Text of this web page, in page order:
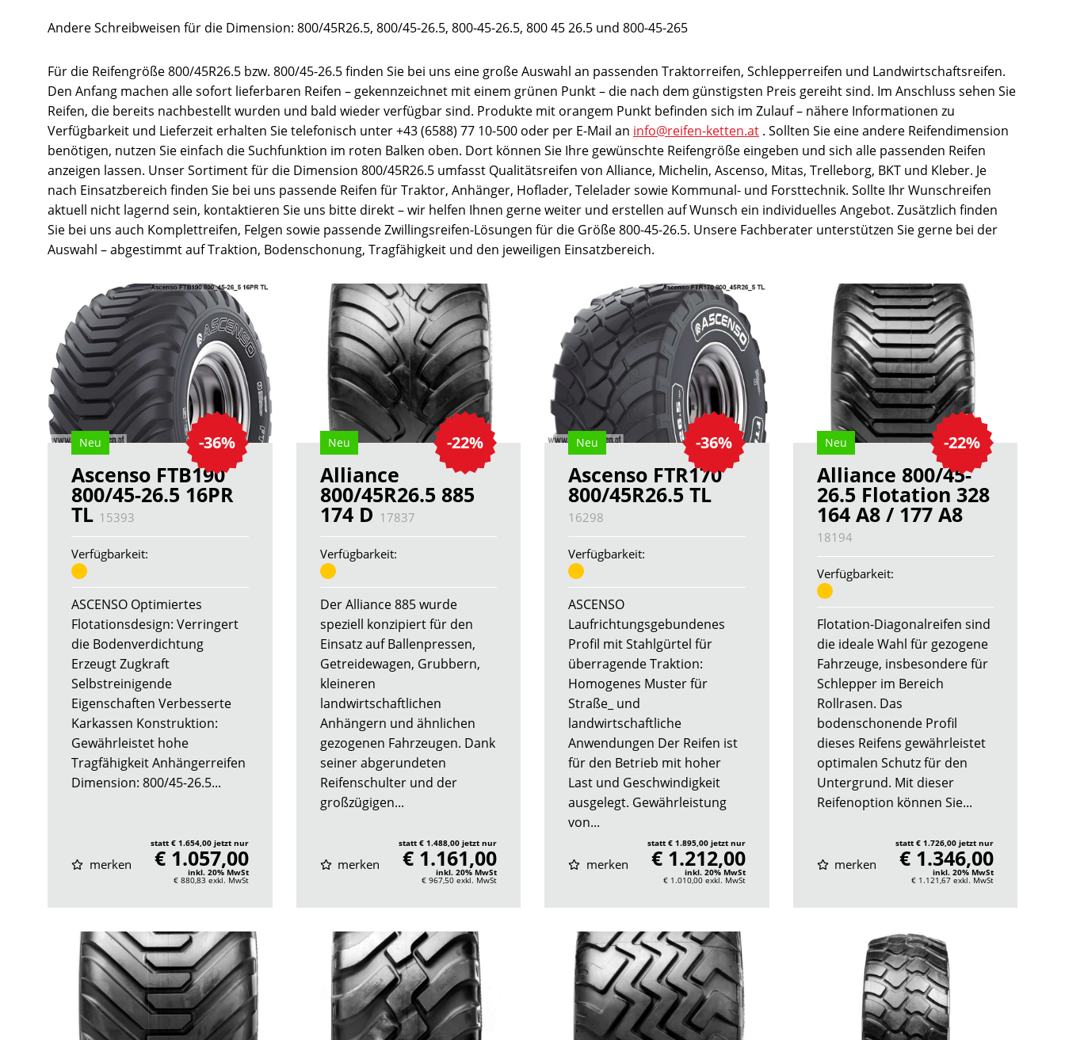
Andere Schreibweisen für die Dimension: 800/45R26.5, 800/45-26.5, 800-45-26.5, 800 45 26.5 und 800-45-265
Für die Reifengröße 800/45R26.5 bzw. 800/45-26.5 finden Sie bei uns eine große Auswahl an passenden Traktorreifen, Schlepperreifen und Landwirtschaftsreifen.
Den Anfang machen alle sofort lieferbaren Reifen – gekennzeichnet mit einem grünen Punkt – die nach dem günstigsten Preis gereiht sind. Im Anschluss sehen Sie
Reifen, die bereits nachbestellt wurden und bald wieder verfügbar sind. Produkte mit orangem Punkt befinden sich im Zulauf – nähere Informationen zu
Verfügbarkeit und Lieferzeit erhalten Sie telefonisch unter +43 (6588) 77 10-500 oder per E-Mail an info@reifen-ketten.at . Sollten Sie eine andere Reifendimension
benötigen, nutzen Sie einfach die Suchfunktion im roten Balken oben. Dort können Sie Ihre gewünschte Reifengröße eingeben und sich alle passenden Reifen
anzeigen lassen. Unser Sortiment für die Dimension 800/45R26.5 umfasst Qualitätsreifen von Alliance, Michelin, Ascenso, Mitas, Trelleborg, BKT und Kleber. Je
nach Einsatzbereich finden Sie bei uns passende Reifen für Traktor, Anhänger, Hoflader, Telelader sowie Kommunal- und Forsttechnik. Sollte Ihr Wunschreifen
aktuell nicht lagernd sein, kontaktieren Sie uns bitte direkt – wir helfen Ihnen gerne weiter und erstellen auf Wunsch ein individuelles Angebot. Zusätzlich finden
Sie bei uns auch Komplettreifen, Felgen sowie passende Zwillingsreifen-Lösungen für die Größe 800-45-26.5. Unsere Fachberater unterstützen Sie gerne bei der
Auswahl – abgestimmt auf Traktion, Bodenschonung, Tragfähigkeit und den jeweiligen Einsatzbereich.
-36%
Neu
Ascenso FTB190
800/45-26.5 16PR
TL 15393
Verfügbarkeit:
ASCENSO Optimiertes
Flotationsdesign: Verringert
die Bodenverdichtung
Erzeugt Zugkraft
Selbstreinigende
Eigenschaften Verbesserte
Karkassen Konstruktion:
Gewährleistet hohe
Tragfähigkeit Anhängerreifen
Dimension: 800/45-26.5...
merken
statt € 1.654,00 jetzt nur
€ 1.057,00
inkl. 20% MwSt
€ 880,83 exkl. MwSt
-22%
Neu
Alliance
800/45R26.5 885
174 D 17837
Verfügbarkeit:
Der Alliance 885 wurde
speziell konzipiert für den
Einsatz auf Ballenpressen,
Getreidewagen, Grubbern,
kleineren
landwirtschaftlichen
Anhängern und ähnlichen
gezogenen Fahrzeugen. Dank
seiner abgerundeten
Reifenschulter und der
großzügigen...
merken
statt € 1.488,00 jetzt nur
€ 1.161,00
inkl. 20% MwSt
€ 967,50 exkl. MwSt
-36%
Neu
Ascenso FTR170
800/45R26.5 TL
16298
Verfügbarkeit:
ASCENSO
Laufrichtungsgebundenes
Profil mit Stahlgürtel für
überragende Traktion:
Homogenes Muster für
Straße_ und
landwirtschaftliche
Anwendungen Der Reifen ist
für den Betrieb mit hoher
Last und Geschwindigkeit
ausgelegt. Gewährleistung
von...
merken
statt € 1.895,00 jetzt nur
€ 1.212,00
inkl. 20% MwSt
€ 1.010,00 exkl. MwSt
-22%
Neu
Alliance 800/45-
26.5 Flotation 328
164 A8 / 177 A8
18194
Verfügbarkeit:
Flotation-Diagonalreifen sind
die ideale Wahl für gezogene
Fahrzeuge, insbesondere für
Schlepper im Bereich
Rollrasen. Das
bodenschonende Profil
dieses Reifens gewährleistet
optimalen Schutz für den
Untergrund. Mit dieser
Reifenoption können Sie...
merken
statt € 1.726,00 jetzt nur
€ 1.346,00
inkl. 20% MwSt
€ 1.121,67 exkl. MwSt